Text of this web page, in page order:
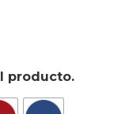
producto.